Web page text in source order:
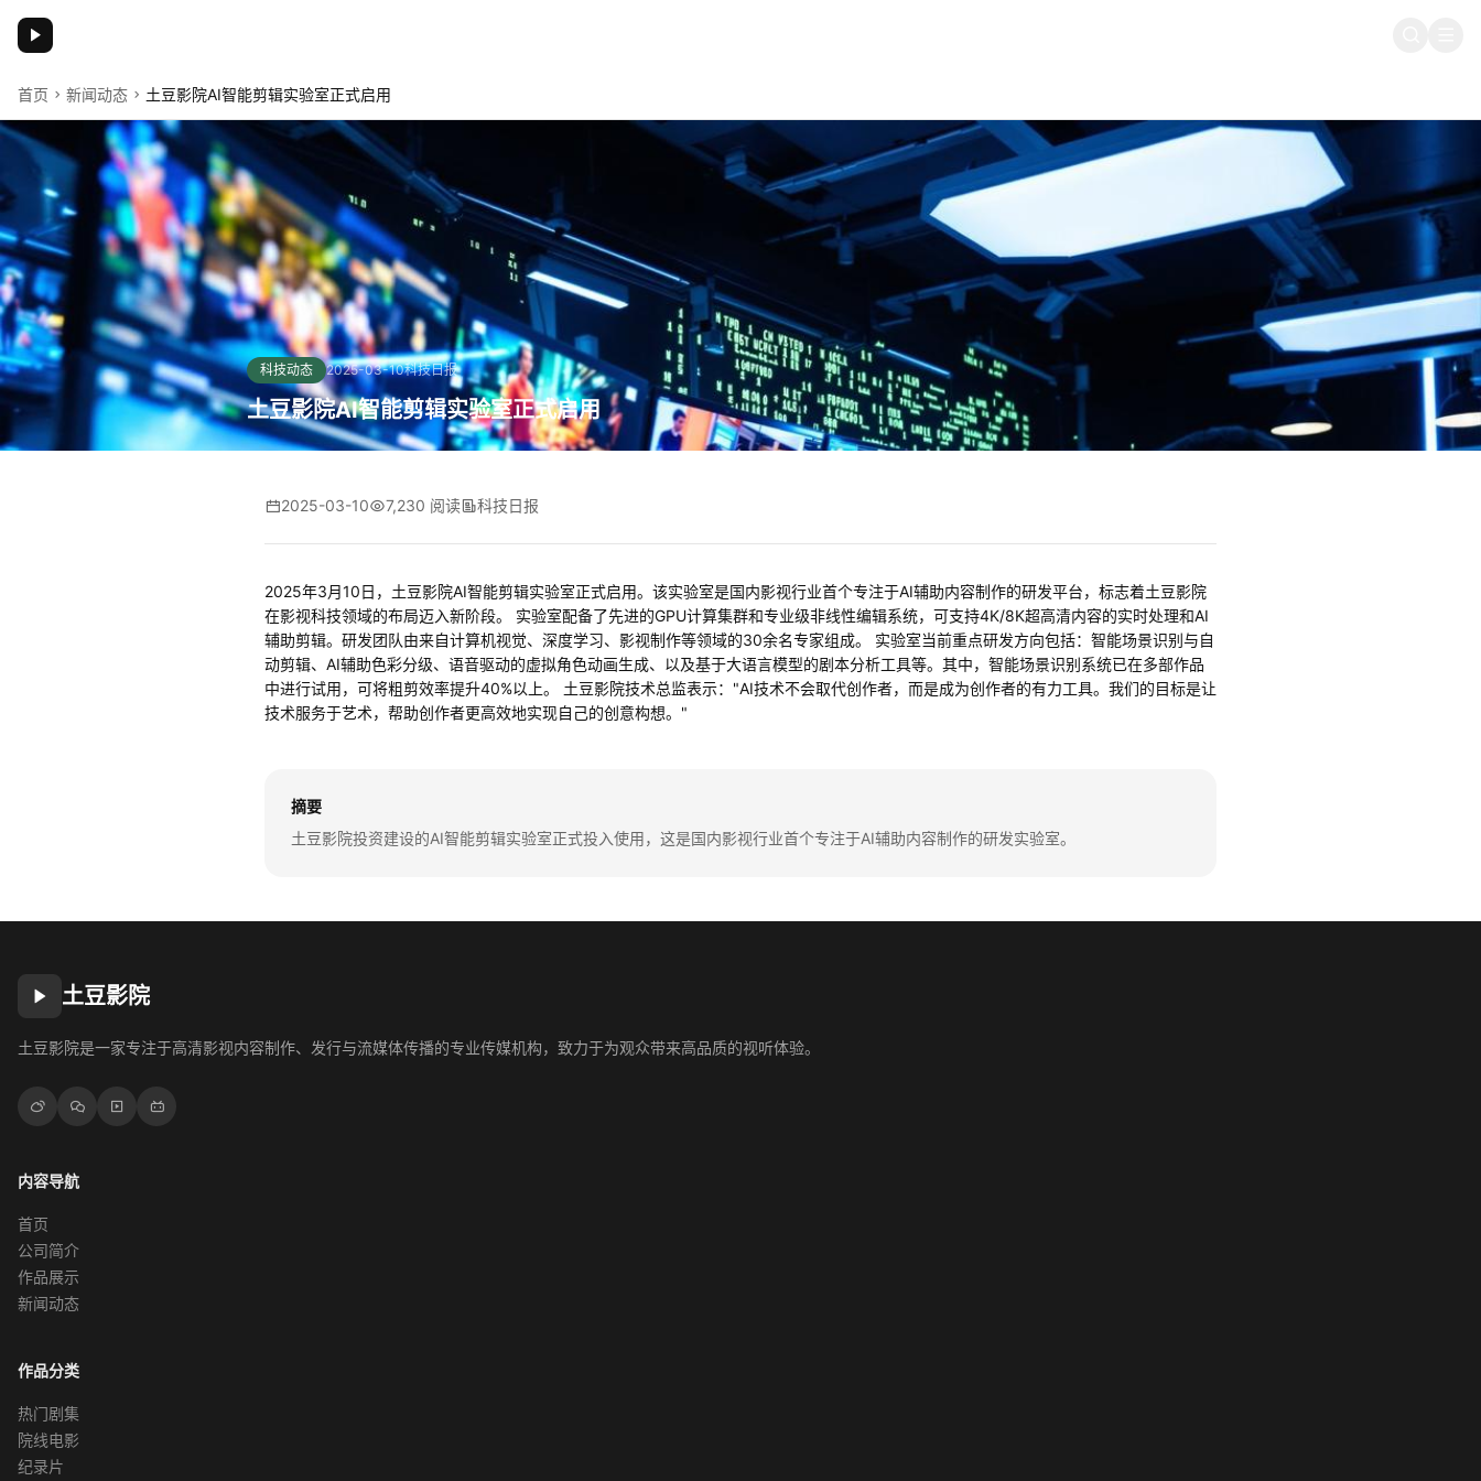
首页 新闻动态 土豆影院AI智能剪辑实验室正式启用
科技动态 2025-03-10科技日报
土豆影院AI智能剪辑实验室正式启用
2025-03-10 7,230 阅读 科技日报
2025年3月10日，土豆影院AI智能剪辑实验室正式启用。该实验室是国内影视行业首个专注于AI辅助内容制作的研发平台，标志着土豆影院
在影视科技领域的布局迈入新阶段。 实验室配备了先进的GPU计算集群和专业级非线性编辑系统，可支持4K/8K超高清内容的实时处理和AI
辅助剪辑。研发团队由来自计算机视觉、深度学习、影视制作等领域的30余名专家组成。 实验室当前重点研发方向包括：智能场景识别与自
动剪辑、AI辅助色彩分级、语音驱动的虚拟角色动画生成、以及基于大语言模型的剧本分析工具等。其中，智能场景识别系统已在多部作品
中进行试用，可将粗剪效率提升40%以上。 土豆影院技术总监表示："AI技术不会取代创作者，而是成为创作者的有力工具。我们的目标是让
技术服务于艺术，帮助创作者更高效地实现自己的创意构想。"
摘要
土豆影院投资建设的AI智能剪辑实验室正式投入使用，这是国内影视行业首个专注于AI辅助内容制作的研发实验室。
土豆影院
土豆影院是一家专注于高清影视内容制作、发行与流媒体传播的专业传媒机构，致力于为观众带来高品质的视听体验。
内容导航
首页
公司简介
作品展示
新闻动态
作品分类
热门剧集
院线电影
纪录片